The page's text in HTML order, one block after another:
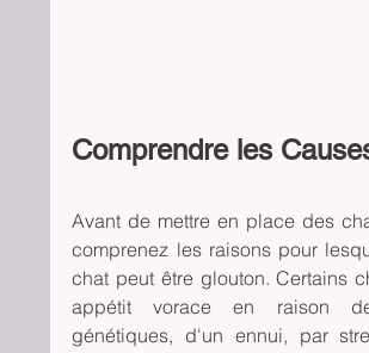
Comprendre les
Avant de mettre en place des
comprenez les raisons pour
chat peut être glouton. Certains
appétit vorace en raison
génétiques, d'un ennui, par